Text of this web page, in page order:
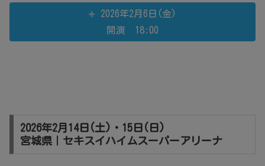
2026年2月6日(金)
開演 18:00
2026年2月14日(土)・15日(日)
宮城県｜セキスイハイムスーパーアリーナ